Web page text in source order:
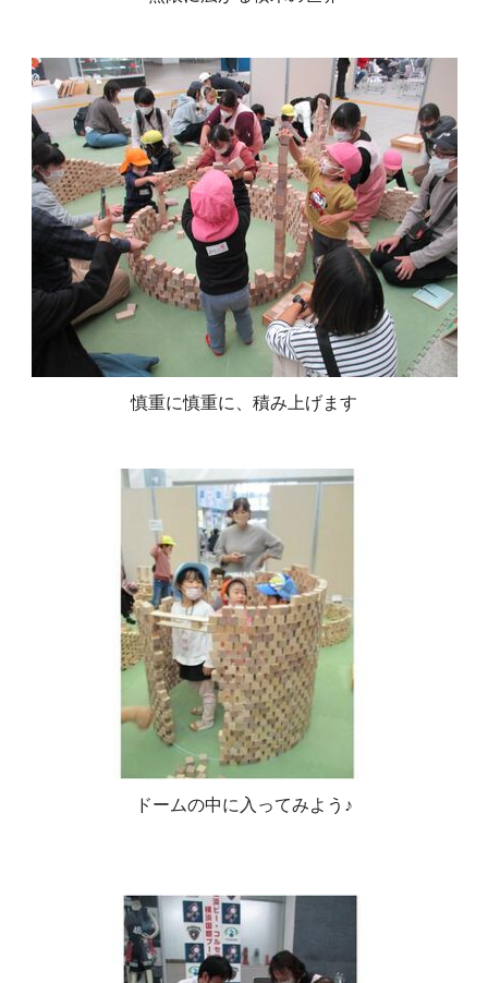
慎重に慎重に、積み上げます
ドームの中に入ってみよう♪